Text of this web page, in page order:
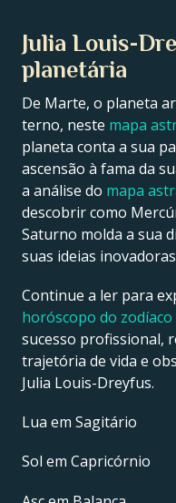
Julia Louis-
planetária
De Marte, o planeta
terno, neste mapa
planeta conta a sua
ascensão à fama da
a análise do mapa
descobrir como
Saturno molda a sua
suas ideias
Continue a ler para
horóscopo do zodíaco
sucesso profissional,
trajetória de vida e
Julia Louis-Dreyfus.
Lua em Sagitário
Sol em Capricórnio